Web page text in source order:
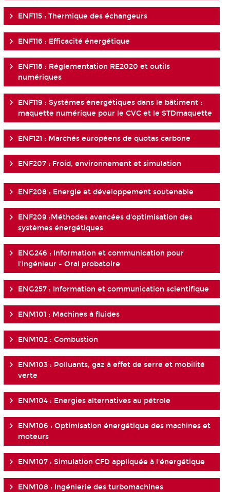
ENF115 : Thermique des échangeurs
ENF116 : Efficacité énergétique
ENF118 : Réglementation RE2020 et outils
numériques
ENF119 : Systèmes énergétiques dans le bâtiment :
maquette numérique pour le CVC et le STDmaquette
ENF121 : Marchés européens de quotas carbone
ENF207 : Froid, environnement et simulation
ENF208 : Energie et développement soutenable
ENF209 :Méthodes avancées d'optimisation des
systèmes énergétiques
ENG246 : Information et communication pour
l'ingénieur - Oral probatoire
ENG257 : Information et communication scientifique
ENM101 : Machines à fluides
ENM102 : Combustion
ENM103 : Polluants, gaz à effet de serre et mobilité
verte
ENM104 : Energies alternatives au pétrole
ENM106 : Optimisation énergétique des machines et
moteurs
ENM107 : Simulation CFD appliquée à l'énergétique
ENM108 : Ingénierie des turbomachines